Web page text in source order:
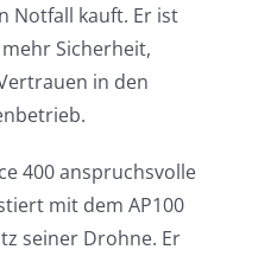
Notfall kauft. Er ist
Sicherheit,
in den
400 anspruchsvolle
mit dem AP100
seiner Drohne. Er